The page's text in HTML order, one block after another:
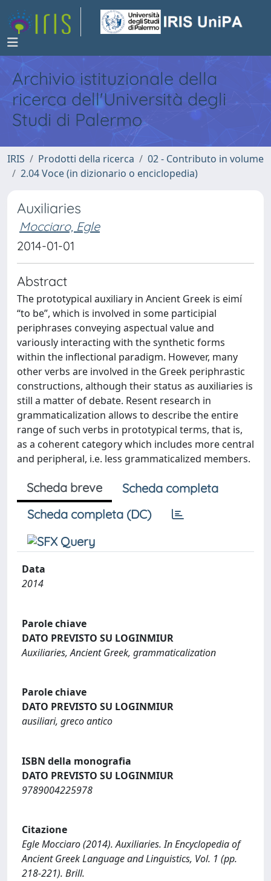
Archivio istituzionale della
ricerca dell'Università degli
Studi di Palermo
IRIS Prodotti della ricerca
02 - Contributo in volume
2.04 Voce (in dizionario o enciclopedia)
Auxiliaries
Mocciaro, Egle
2014-01-01
Abstract
The prototypical auxiliary in Ancient Greek is eimí
“to be”, which is involved in some participial
periphrases conveying aspectual value and
variously interacting with the synthetic forms
within the inflectional paradigm. However, many
other verbs are involved in the Greek periphrastic
constructions, although their status as auxiliaries is
still a matter of debate. Resent research in
grammaticalization allows to describe the entire
range of such verbs in prototypical terms, that is,
as a coherent category which includes more central
and peripheral, i.e. less grammaticalized members.
Scheda breve
Scheda completa
Scheda completa (DC)
Data
2014
Parole chiave
DATO PREVISTO SU LOGINMIUR
Auxiliaries, Ancient Greek, grammaticalization
Parole chiave
DATO PREVISTO SU LOGINMIUR
ausiliari, greco antico
ISBN della monografia
DATO PREVISTO SU LOGINMIUR
9789004225978
Citazione
Egle Mocciaro (2014). Auxiliaries. In Encyclopedia of
Ancient Greek Language and Linguistics, Vol. 1 (pp.
218-221). Brill.